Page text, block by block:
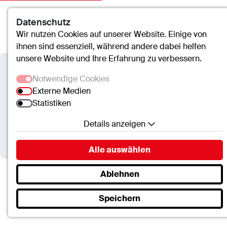
Kontakt Suche Menü
Seelsorge
Verbundkrankenhaus
Bernkastel/Wittlich
Verbundkrankenhaus Bernkastel/Wittlich
Patienten & Besucher
Seelsorge
Datenschutz
Wir nutzen Cookies auf unserer Website. Einige von
ihnen sind essenziell, während andere dabei helfen
unsere Website und Ihre Erfahrung zu verbessern.
Notwendige Cookies
Externe Medien
Statistiken
Details anzeigen
Notwendige Cookies
Essenzielle Cookies ermöglichen grundlegende
Funktionen und sind für die einwandfreie Funktion
der Website erforderlich.
SC.Cookie
Name:mscookie
Alle auswählen
Ablehnen
Speichern